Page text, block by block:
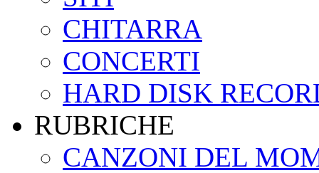
CHITARRA
CONCERTI
HARD DISK
RUBRICHE
CANZONI DEL